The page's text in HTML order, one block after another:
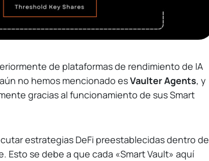
de plataformas de rendimiento de IA
no hemos mencionado esVaulter Agents, y
gracias al funcionamiento de sus Smart
estrategias DeFi preestablecidas dentro de
se debe a que cada «Smart Vault» aquí